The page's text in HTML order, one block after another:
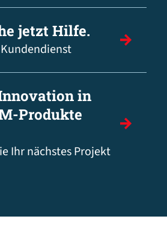
jetzt Hilfe.
in
Produkte
Ihr nächstes Projekt